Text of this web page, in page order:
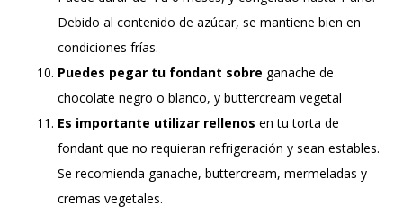
Debido al contenido de azúcar, se mantiene bien en
condiciones frías.
Puedes pegar tu fondant sobre ganache de
chocolate negro o blanco, y buttercream vegetal
Es importante utilizar rellenos en tu torta de
fondant que no requieran refrigeración y sean estables.
Se recomienda ganache, buttercream, mermeladas y
cremas vegetales.